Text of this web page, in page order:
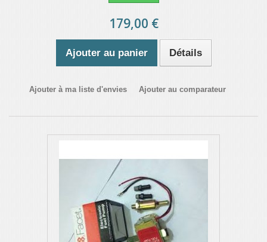
179,00 €
Ajouter au panier Détails
Ajouter à ma liste d'envies Ajouter au comparateur